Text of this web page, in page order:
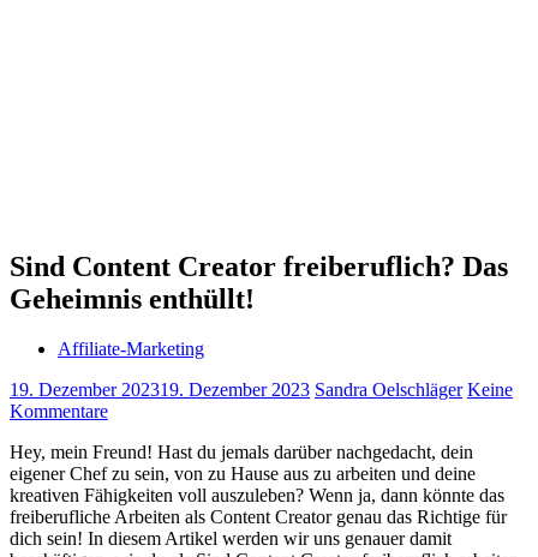
Sind Content Creator freiberuflich? Das
Geheimnis enthüllt!
Affiliate-Marketing
19. Dezember 202319. Dezember 2023 Sandra Oelschläger Keine
Kommentare
Hey, mein ​Freund! Hast ​du jemals darüber nachgedacht, dein
eigener Chef zu sein, von zu Hause aus zu arbeiten und deine
kreativen Fähigkeiten ‌voll auszuleben?‍ Wenn ja, dann könnte das
freiberufliche Arbeiten als Content Creator genau⁣ das Richtige für
dich sein! In diesem Artikel werden wir uns genauer damit